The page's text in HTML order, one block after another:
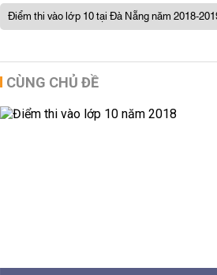
Điểm thi vào lớp 10 tại Đà Nẵng năm 2018-
CÙNG CHỦ ĐỀ